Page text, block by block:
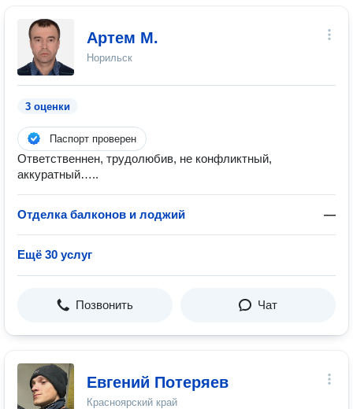
Артем М.
Норильск
3 оценки
Паспорт проверен
Ответственнен, трудолюбив, не конфликтный,
аккуратный…..
Отделка балконов и лоджий —
Ещё 30 услуг
Позвонить Чат
Евгений Потеряев
Красноярский край